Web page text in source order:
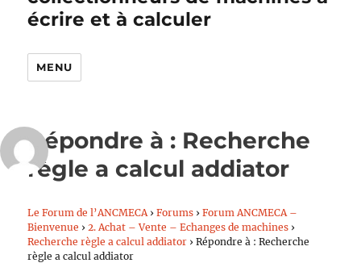
écrire et à calculer
MENU
Répondre à : Recherche
règle a calcul addiator
Le Forum de l’ANCMECA › Forums › Forum ANCMECA –
Bienvenue › 2. Achat – Vente – Echanges de machines ›
Recherche règle a calcul addiator › Répondre à : Recherche
règle a calcul addiator